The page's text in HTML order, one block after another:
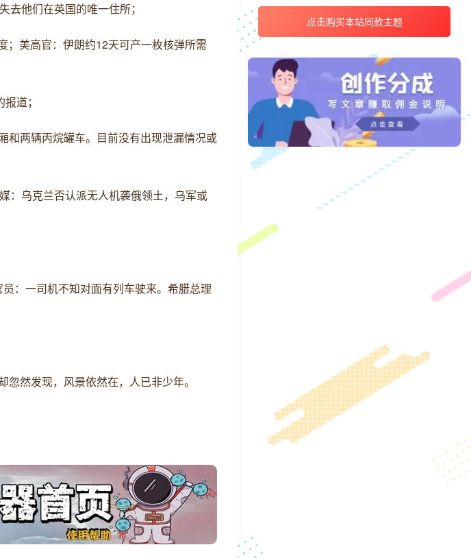
他们在英国的唯一住所；
；美高官：伊朗约12天可产一枚核弹所需
道；
和两辆丙烷罐车。目前没有出现泄漏情况或
：乌克兰否认派无人机袭俄领土，乌军或
：一司机不知对面有列车驶来。希腊总理
然发现，风景依然在，人已非少年。
点击购买本站同款主题